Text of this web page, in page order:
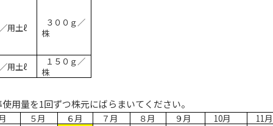
用土ℓ
３００ｇ／
株
用土ℓ
１５０ｇ／
株
用量を1回ずつ株元にばらまいてください。
５月 ６月 ７月 ８月 ９月 10月 11 月